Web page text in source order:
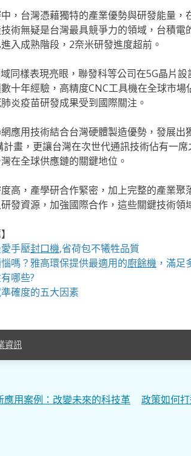
，台灣憑藉獨特的產業優勢與研發能量，
術無疑是台灣最具競爭力的領域，台積電
入成熟階段，2奈米研發進度超前。
同樣表現亮眼，聯發科等公司在5G晶片
十年經驗，高精度CNC工具機在全球市
炎疫苗研發成果受到國際關注。
應用技術結合台灣硬體製造優勢，發展
計畫，更讓台灣在次世代通訊技術佔有一
在全球供應鏈的關鍵地位。
高，產學研合作緊密，加上完整的產業
發資源，加強國際合作，這些關鍵技術領
手壓封口機,省荷包不犧牲品質
嗎？雅高環保提供最適用的廚餘機，滿足
哪些?
確度的五大因素
資訊
應用案例：改變未來的科技革
政策如何